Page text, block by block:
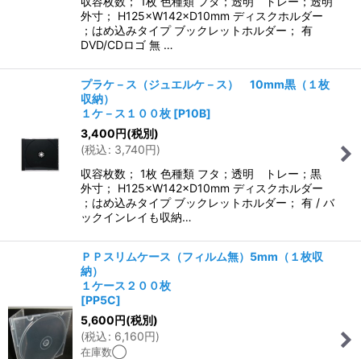
外寸； H125×W142×D10mm ディスクホルダー
；はめ込みタイプ ブックレットホルダー； 有
DVD/CDロゴ 無 …
プラケ－ス（ジュエルケ－ス） 10mm黒（１枚
収納）
１ケ－ス１００枚 [P10B]
3,400円(税別)
(税込: 3,740円)
収容枚数； 1枚 色種類 フタ；透明 トレー；黒
外寸； H125×W142×D10mm ディスクホルダー
；はめ込みタイプ ブックレットホルダー； 有 / バ
ックインレイも収納…
ＰＰスリムケース（フィルム無）5mm（１枚収
納）
１ケース２００枚
[PP5C]
5,600円(税別)
(税込: 6,160円)
在庫数◯